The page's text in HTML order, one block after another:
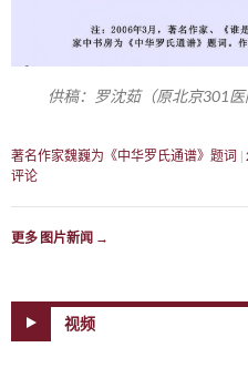
供稿：罗沈茹（原北京301
著名作家魏巍为《中华罗氏通谱》题词
评论
更多 图片新闻 →
视频